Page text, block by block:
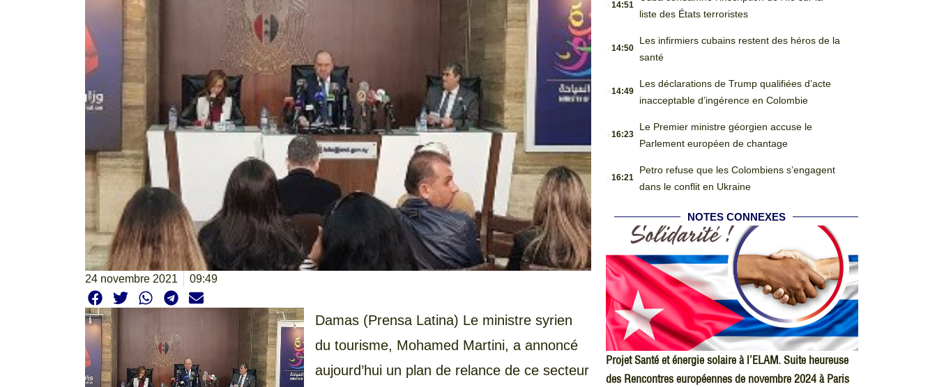
24 novembre 2021 09:49
Damas (Prensa Latina) Le ministre syrien
du tourisme, Mohamed Martini, a annoncé
aujourd’hui un plan de relance de ce secteur
14:51
liste des États terroristes
14:50
Les infirmiers cubains restent des héros de la
santé
14:49
Les déclarations de Trump qualifiées d’acte
inacceptable d’ingérence en Colombie
16:23
Le Premier ministre géorgien accuse le
Parlement européen de chantage
16:21
Petro refuse que les Colombiens s’engagent
dans le conflit en Ukraine
NOTES CONNEXES
Projet Santé et énergie solaire à l’ELAM. Suite heureuse
des Rencontres européennes de novembre 2024 à Paris